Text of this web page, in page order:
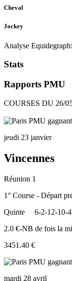
Cheval
Jockey
Analyse Equidegraph:
Stats
Rapports PMU
COURSES DU 26/
jeudi 23 janvier
Vincennes
Réunion 1
1° Course - Départ
Quinte
6-2-12-10-
2.0 €-NB de fois la
3451.40 €
mardi 28 avril